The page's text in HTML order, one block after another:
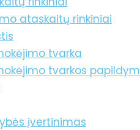
ataskaitų rinkiniai
tvarka
tvarkos
įvertinimas